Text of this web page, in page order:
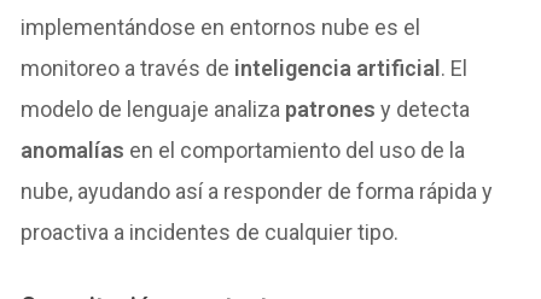
implementándose en entornos nube es el
monitoreo a través de inteligencia artificial. El
modelo de lenguaje analiza patrones y detecta
anomalías en el comportamiento del uso de la
nube, ayudando así a responder de forma rápida y
proactiva a incidentes de cualquier tipo.